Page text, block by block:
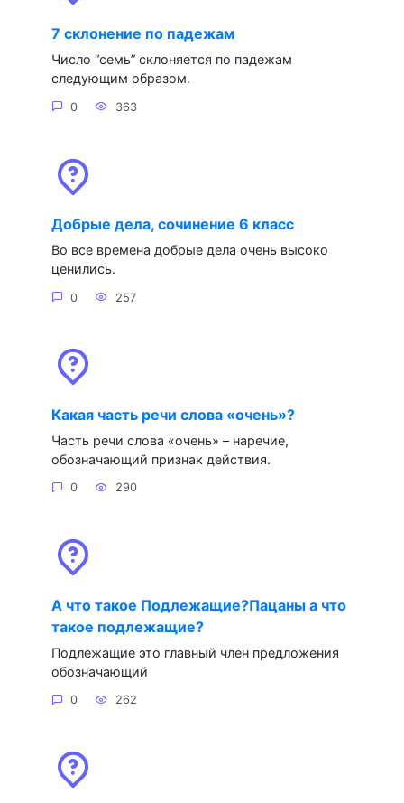
7 склонение по падежам
Число “семь” склоняется по падежам
следующим образом.
0 363
Добрые дела, сочинение 6 класс
Во все времена добрые дела очень высоко
ценились.
0 257
Какая часть речи слова «очень»?
Часть речи слова «очень» – наречие,
обозначающий признак действия.
0 290
А что такое Подлежащие?Пацаны а что
такое подлежащие?
Подлежащие это главный член предложения
обозначающий
0 262